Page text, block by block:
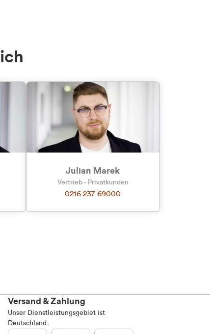
Julian Marek
Vertrieb - Privatkunden
0216 237 69000
Versand & Zahlung
Unser Dienstleistungsgebiet ist
Deutschland.